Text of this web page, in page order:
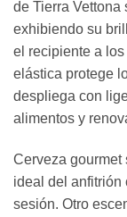
de Tierra Vettona
exhibiendo su
el recipiente a
elástica protege
despliega con
alimentos y
Cerveza gourmet
ideal del anfitrión
sesión. Otro